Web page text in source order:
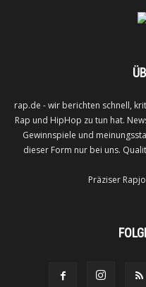
rap.de - wir berichten schnell,
Rap und HipHop zu tun hat.
Gewinnspiele und
dieser Form nur bei uns.
Präziser